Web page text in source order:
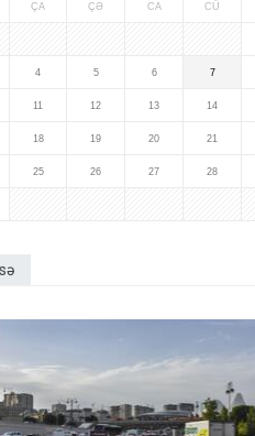
ÇA ÇƏ CA CÜ
4 5 6 7
11 12 13 14
18 19 20 21
25 26 27 28